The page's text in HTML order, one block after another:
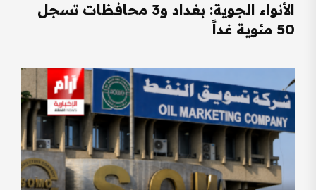
الأنواء الجوية: بغداد و3 محافظات تسجل
50 مئوية غداً